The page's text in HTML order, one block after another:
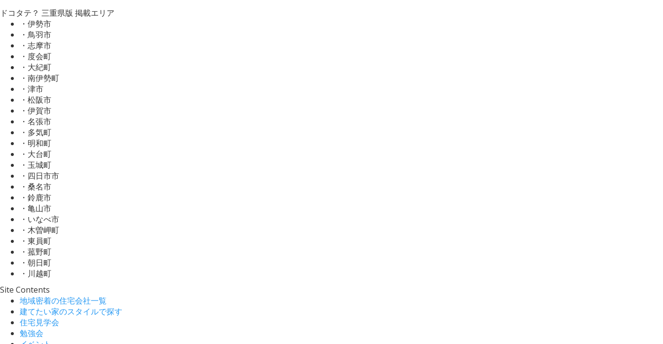
ドコタテ？ 三重県版 掲載エリア
・伊勢市
・鳥羽市
・志摩市
・度会町
・大紀町
・南伊勢町
・津市
・松阪市
・伊賀市
・名張市
・多気町
・明和町
・大台町
・玉城町
・四日市市
・桑名市
・鈴鹿市
・亀山市
・いなべ市
・木曽岬町
・東員町
・菰野町
・朝日町
・川越町
Site Contents
地域密着の住宅会社一覧
建てたい家のスタイルで探す
住宅見学会
勉強会